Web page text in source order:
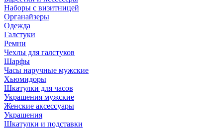
Наборы с визитницей
Органайзеры
Одежда
Галстуки
Ремни
Чехлы для галстуков
Шарфы
Часы наручные мужские
Хьюмидоры
Шкатулки для часов
Украшения мужские
Женские аксессуары
Украшения
Шкатулки и подставки